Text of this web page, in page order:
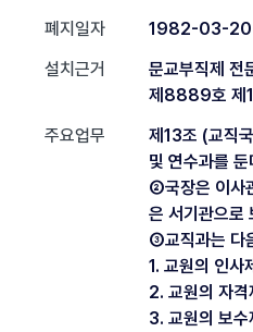
폐지일자
1982-03-20
설치근거
문교부직제
제8889호 제
주요업무
제13조 (교직
및 연수과를 둔
②국장은 이사
은 서기관으로
③교직과는 다
1. 교원의 인사
2. 교원의 자격
3. 교원의 보수